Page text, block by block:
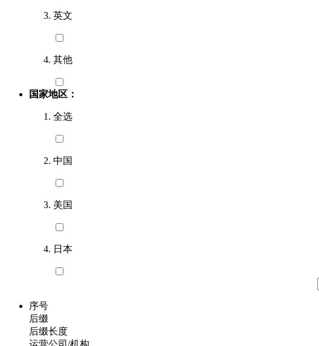
英文
其他
国家地区：
全选
中国
美国
日本
序号
后缀
后缀长度
运营公司/机构